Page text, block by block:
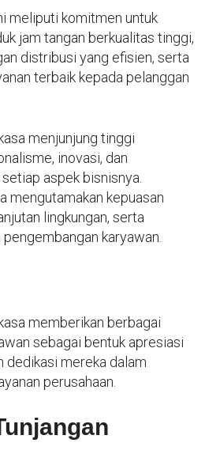
meliputi komitmen untuk
jam tangan berkualitas tinggi,
distribusi yang efisien, serta
terbaik kepada pelanggan
menjunjung tinggi
inovasi, dan
aspek bisnisnya.
mengutamakan kepuasan
lingkungan, serta
karyawan.
memberikan berbagai
sebagai bentuk apresiasi
dedikasi mereka dalam
perusahaan.